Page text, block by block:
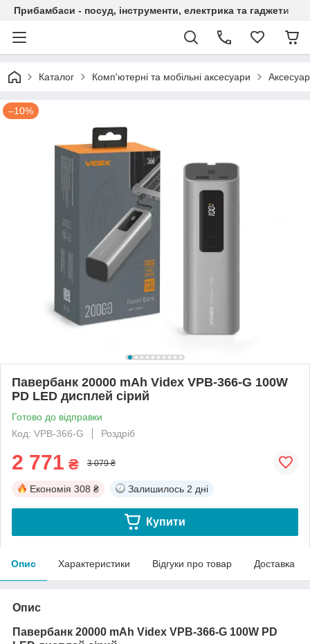
Прибамбаси - посуд, інструменти, електрика та гаджети
Каталог Комп'ютерні та мобільні аксесуари
–10%
Павербанк 20000 mAh Videx VPB-366-G 100W
PD LED дисплей сірий
Готово до відправки
Код: VPB-366-G
Роздріб
2 771 ₴ 3 079 ₴
Економія 308 ₴ Залишилось 2 дні
Купити
Опис Характеристики Відгуки про товар Доставка
Опис
Павербанк 20000 mAh Videx VPB-366-G 100W PD